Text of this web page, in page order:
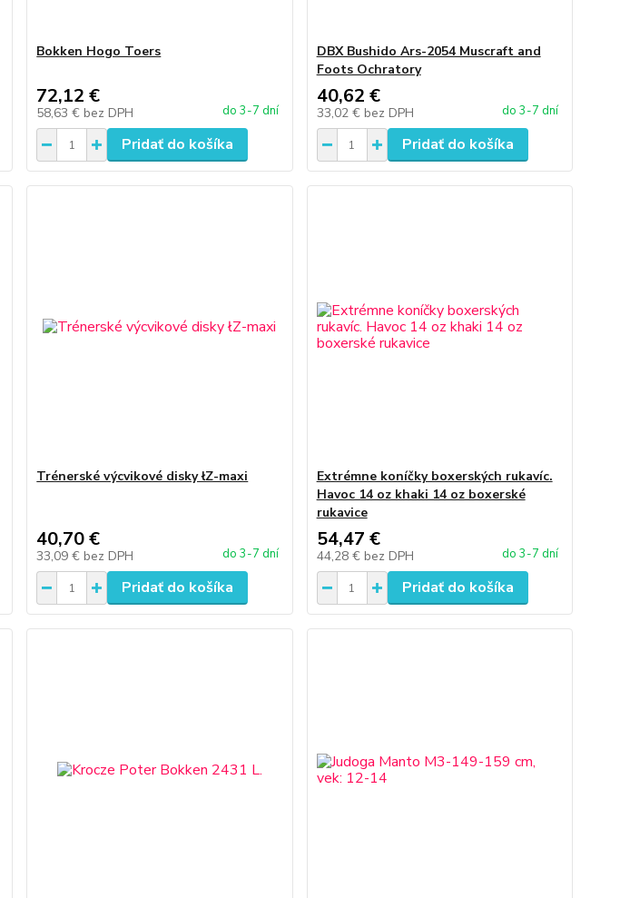
Bokken Hogo Toers
72,12 €
58,63 € bez DPH do 3-7 dní
Pridať do košíka
DBX Bushido Ars-2054 Muscraft and
Foots Ochratory
40,62 €
33,02 € bez DPH do 3-7 dní
Pridať do košíka
Trénerské výcvikové disky łZ-maxi
40,70 €
33,09 € bez DPH do 3-7 dní
Pridať do košíka
Extrémne koníčky boxerských rukavíc.
Havoc 14 oz khaki 14 oz boxerské
rukavice
54,47 €
44,28 € bez DPH do 3-7 dní
Pridať do košíka